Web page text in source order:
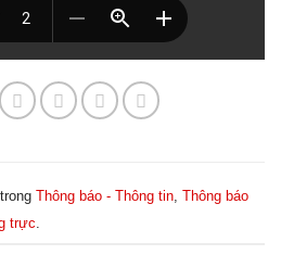
Thông báo - Thông tin Thông báo
trực